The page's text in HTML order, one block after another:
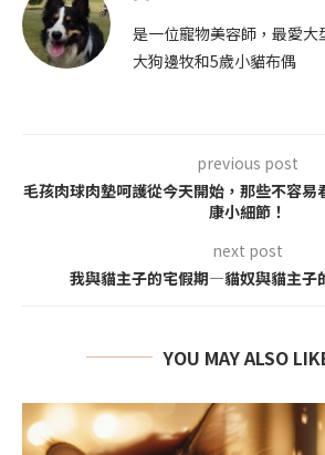
是一位寵物美容師，最愛
大狗邊牧和5歲小貓布偶
previous post
毛孩肉球肉墊呵護從今天開始，那些不容易
康小細節！
next post
我與貓主子的宅假期—貓奴與貓主子
YOU MAY ALSO